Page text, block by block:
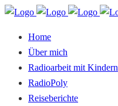
Home
Über mich
Radioarbeit mit Kindern
RadioPoly
Reiseberichte